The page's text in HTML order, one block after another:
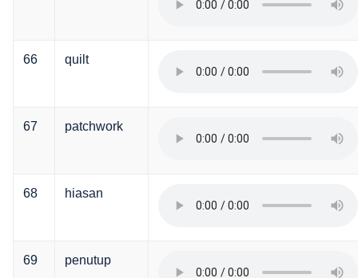
66 quilt
67 patchwork
68 hiasan
69 penutup